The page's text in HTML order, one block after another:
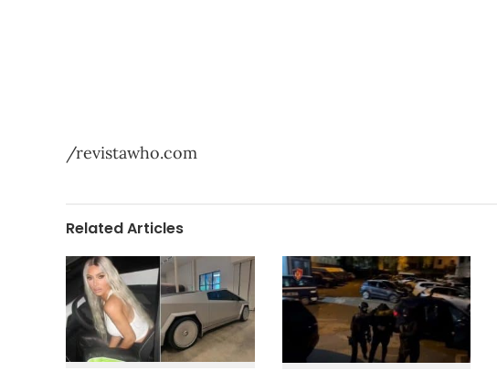
/revistawho.com
Related Articles